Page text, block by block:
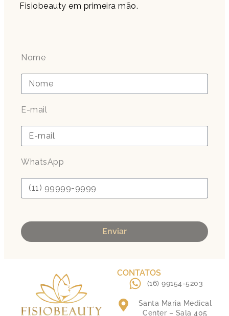
Fisiobeauty em primeira mão.
Nome
E-mail
WhatsApp
Enviar
CONTATOS
(16) 99154-5203
Santa Maria Medical
Center – Sala 405